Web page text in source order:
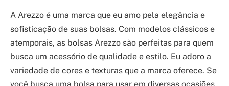
A Arezzo é uma marca que eu amo pela elegância e
sofisticação de suas bolsas. Com modelos clássicos e
atemporais, as bolsas Arezzo são perfeitas para quem
busca um acessório de qualidade e estilo. Eu adoro a
variedade de cores e texturas que a marca oferece. Se